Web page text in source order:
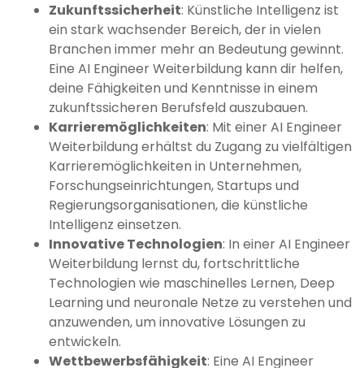
Zukunftssicherheit: Künstliche Intelligenz ist
ein stark wachsender Bereich, der in vielen
Branchen immer mehr an Bedeutung gewinnt.
Eine AI Engineer Weiterbildung kann dir helfen,
deine Fähigkeiten und Kenntnisse in einem
zukunftssicheren Berufsfeld auszubauen.
Karrieremöglichkeiten: Mit einer AI Engineer
Weiterbildung erhältst du Zugang zu vielfältigen
Karrieremöglichkeiten in Unternehmen,
Forschungseinrichtungen, Startups und
Regierungsorganisationen, die künstliche
Intelligenz einsetzen.
Innovative Technologien: In einer AI Engineer
Weiterbildung lernst du, fortschrittliche
Technologien wie maschinelles Lernen, Deep
Learning und neuronale Netze zu verstehen und
anzuwenden, um innovative Lösungen zu
entwickeln.
Wettbewerbsfähigkeit: Eine AI Engineer